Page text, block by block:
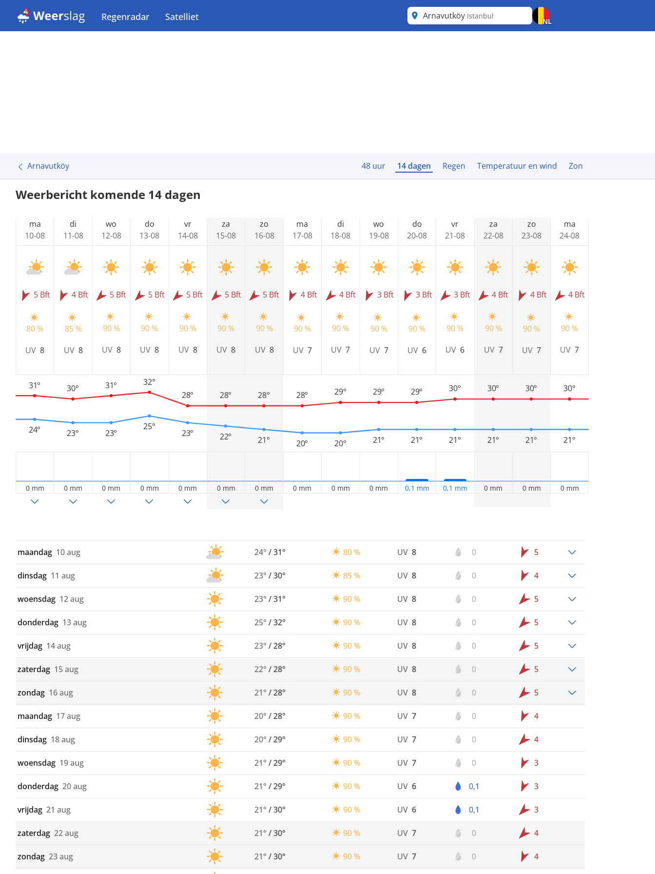
Regenradar Satelliet Arnavutköy Istanbul
NL
Arnavutköy 48 uur 14 dagen Regen Temperatuur en wind Zon
Weerbericht komende 14 dagen
ma
10-08
5 Bft
80 %
UV8
24°
31°
0 mm
di
11-08
4 Bft
85 %
UV 8
23°
30°
0 mm
wo
12-08
5 Bft
90 %
UV 8
23°
31°
0 mm
do
13-08
5 Bft
90 %
UV8
25°
32°
0 mm
vr
14-08
5 Bft
90 %
UV 8
23°
28°
0 mm
za
15-08
5 Bft
90 %
UV8
22°
28°
0 mm
zo
16-08
5 Bft
90 %
UV 8
21°
28°
0 mm
ma
17-08
4 Bft
90 %
UV 7
20°
28°
0 mm
di
18-08
4 Bft
90 %
UV7
20°
29°
0 mm
wo
19-08
3 Bft
90 %
UV 7
21°
29°
0 mm
do
20-08
3 Bft
90 %
UV 6
21°
29°
0,1 mm
vr
21-08
3 Bft
90 %
UV 6
21°
30°
0,1 mm
za
22-08
4 Bft
90 %
UV 7
21°
30°
0 mm
zo
23-08
4 Bft
90 %
UV7
21°
30°
0 mm
ma
24-08
4 Bft
90 %
UV7
21°
30°
0 mm
maandag 10 aug 24° /31° 80 % UV 8 0 5
dinsdag 11 aug 23° /30° 85 % UV 8 0 4
woensdag 12 aug 23° /31° 90 % UV 8 0 5
donderdag 13 aug 25° /32° 90 % UV 8 0 5
vrijdag 14 aug 23° /28° 90 % UV 8 0 5
zaterdag 15 aug 22° /28° 90 % UV 8 0 5
zondag 16 aug 21° /28° 90 % UV 8 0 5
maandag 17 aug 20° /28° 90 % UV 7 0 4
dinsdag 18 aug 20° /29° 90 % UV 7 0 4
woensdag 19 aug 21° /29° 90 % UV 7 0 3
donderdag 20 aug 21° /29° 90 % UV 6 0,1 3
vrijdag 21 aug 21° /30° 90 % UV 6 0,1 3
zaterdag 22 aug 21° /30° 90 % UV 7 0 4
zondag 23 aug 21° /30° 90 % UV 7 0 4